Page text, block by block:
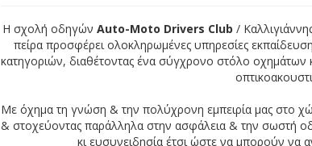
Η σχολή οδηγών Auto-Moto Drivers Club /
πείρα προσφέρει ολοκληρωμένες υπηρεσίες
κατηγοριών, διαθέτοντας ένα σύγχρονο στόλο
Με όχημα τη γνώση & την πολύχρονη εμπειρία μας στο
& στοχεύοντας παράλληλα στην ασφάλεια & την σωστή
κι ευσυνειδησία έτσι ώστε να μπορούν να